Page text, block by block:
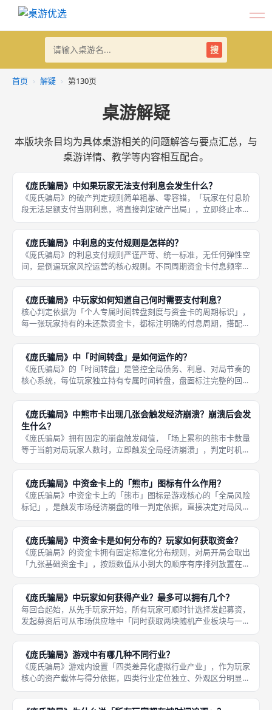
搜
首页 › 解疑 › 第130页
桌游解疑
本版块条目均为具体桌游相关的问题解答与要点汇总，与
桌游详情、教学等内容相互配合。
《庞氏骗局》中如果玩家无法支付利息会发生什么？
《庞氏骗局》的破产判定规则简单粗暴、零容错，「玩家在付息阶
段无法足额支付当期利息，将直接判定破产出局」，立即终止本局
所有对局操作，无补救机会、无债务重组、无资产抵押延期，是游
戏最核心的出局机制，也是对局结束的唯一触发条件。相较于其他
桌游的容
《庞氏骗局》中利息的支付规则是怎样的？
《庞氏骗局》的利息支付规则严谨严苛、统一标准，无任何弹性空
间，是倒逼玩家风控运营的核心规则。不同周期资金卡付息频率差
异明显，3CD短期资金卡付息间隔短、压力密集，适合短期周转、
快速套利；6CD长期资金卡付息间隔长、压力分散，适合长线布
局、稳
《庞氏骗局》中玩家如何知道自己何时需要支付利息？
核心判定依据为「个人专属时间转盘刻度与资金卡的周期标识」，
每一张玩家持有的未还款资金卡，都标注明确的付息周期，搭配转
盘实时刻度，可精准锁定每一次利息支付回合。《庞氏骗局》拥有
清晰直观的利息判定体系，玩家可通过双重标识精准掌握付息时
间，无需人
《庞氏骗局》中「时间转盘」是如何运作的？
《庞氏骗局》的「时间转盘」是管控全局债务、利息、对局节奏的
核心系统，每位玩家独立持有专属时间转盘，盘面标注完整的回合
刻度与利息结算节点，所有资金卡的付息周期、债务到期时间全部
依托转盘刻度判定，是本作时间压力、债务压力的核心来源，全程
自动化标
《庞氏骗局》中熊市卡出现几张会触发经济崩溃？崩溃后会发
生什么？
《庞氏骗局》拥有固定的崩盘触发阈值，「场上累积的熊市卡数量
等于当前对局玩家人数时，立即触发全局经济崩溃」，判定时机为
每回合崩盘检查阶段，无需累计超额，持平即触发，三至五人对局
对应不同的崩盘阈值，人数越多越容易触发崩盘，完美适配多人高
风险博弈
《庞氏骗局》中资金卡上的「熊市」图标有什么作用？
《庞氏骗局》中资金卡上的「熊市」图标是游戏核心的「全局风险
标记」，是触发市场经济崩盘的唯一判定依据，直接决定对局风险
等级与后续结算规则，也是玩家风控运营的核心重点。每一张带有
熊市图标的资金卡，都代表一次市场风险累积，玩家每领取一张熊
市资金卡
《庞氏骗局》中资金卡是如何分布的？玩家如何获取资金？
《庞氏骗局》的资金卡拥有固定标准化分布规则，对局开局会取出
「九张基础资金卡」，按照数值从小到大的顺序有序排列放置在市
场区域，形成固定的资金卡排布序列，市场资金卡数量恒定、排布
规整，无随机打乱、无无序刷新，保障每局开局资金环境公平统
一。每轮玩
《庞氏骗局》中玩家如何获得产业？最多可以拥有几个？
每回合起始，从先手玩家开始，所有玩家可顺时针选择发起募资，
发起募资后可从市场供应堆中「同时获取两块随机产业板块与一张
资金卡」，玩家必须完整领取两项资源，不可单独拿取产业或资
金，也可主动跳过本轮募资，放弃本轮资产与资金获取机会。《庞
氏骗局》中
《庞氏骗局》游戏中有哪几种不同行业？
《庞氏骗局》游戏内设置「四类差异化虚拟行业产业」，作为玩家
核心的资产载体与得分依据，四类行业定位独立、外观区分明显、
无特殊技能克制，核心差异仅体现在持有数量上限、成套得分效率
与市场获取概率，是玩家资产积累、交易博弈、最终计分的核心基